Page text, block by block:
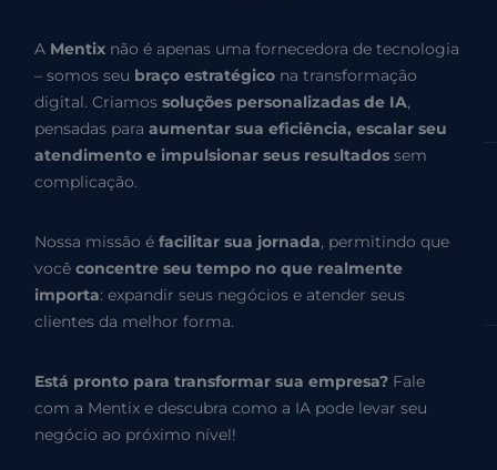
A Mentix não é apenas uma fornecedora de tecnologia
– somos seu braço estratégico na transformação
digital. Criamossoluções personalizadas de IA,
pensadas paraaumentar sua eficiência, escalar seu
atendimento e impulsionar seus resultados sem
complicação.
Nossa missão éfacilitar sua jornada, permitindo que
vocêconcentre seu tempo no que realmente
importa: expandir seus negócios e atender seus
clientes da melhor forma.
Está pronto para transformar sua empresa? Fale
com a Mentix e descubra como a IA pode levar seu
negócio ao próximo nível!